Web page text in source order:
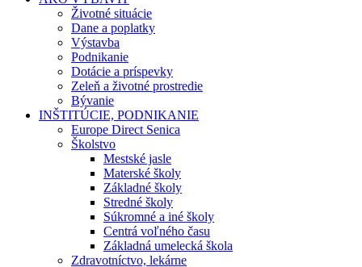
Životné situácie
Dane a poplatky
Výstavba
Podnikanie
Dotácie a príspevky
Zeleň a životné prostredie
Bývanie
INŠTITÚCIE, PODNIKANIE
Europe Direct Senica
Školstvo
Mestské jasle
Materské školy
Základné školy
Stredné školy
Súkromné a iné školy
Centrá voľného času
Základná umelecká škola
Zdravotníctvo, lekárne